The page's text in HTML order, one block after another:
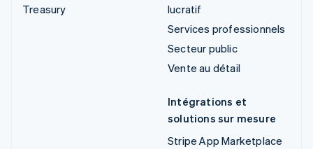
Treasury
lucratif
Services professionnels
Secteur public
Vente au détail
Intégrations et
solutions sur mesure
Stripe App Marketplace